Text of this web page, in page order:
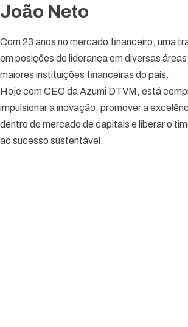
João Neto
Com 23 anos no mercado financeiro, uma
em posições de liderança em diversas
maiores instituições financeiras do país.
Hoje com CEO da Azumi DTVM, está
impulsionar a inovação, promover a
dentro do mercado de capitais e liberar o
ao sucesso sustentável.